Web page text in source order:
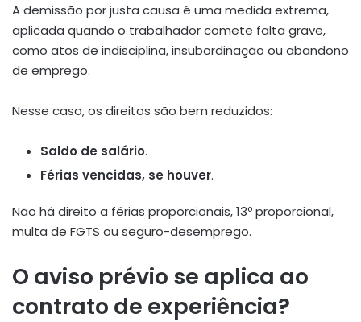
A demissão por justa causa é uma medida extrema,
aplicada quando o trabalhador comete falta grave,
como atos de indisciplina, insubordinação ou abandono
de emprego.
Nesse caso, os direitos são bem reduzidos:
Saldo de salário.
Férias vencidas, se houver.
Não há direito a férias proporcionais, 13º proporcional,
multa de FGTS ou seguro-desemprego.
O aviso prévio se aplica ao
contrato de experiência?